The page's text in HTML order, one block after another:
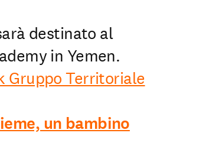
destinato al
in Yemen.
Gruppo Territoriale
un bambino